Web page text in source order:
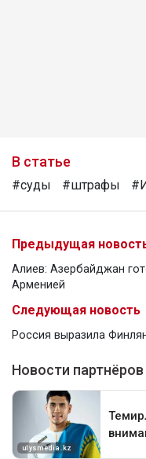
В статье
#суды #штрафы
Предыдущая
Алиев: Азербайджан
Арменией
Следующая новость
Россия выразила